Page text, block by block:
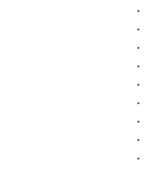
・
・
・
・
・
・
・
・
・